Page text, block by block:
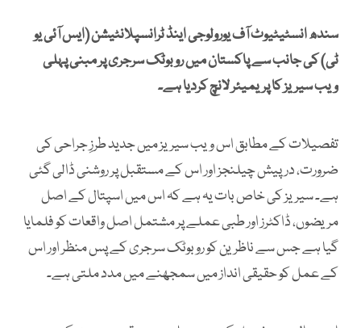
سندھ انسٹیٹیوٹ آف یورولوجی اینڈ ٹرانسپلانٹیشن (ایس آئی یو
ٹی) کی جانب سے پاکستان میں روبوٹک سرجری پر مبنی پہلی
ویب سیریز کا پریمیئر لانچ کردیا ہے۔
تفصیلات کے مطابق اس ویب سیریز میں جدید طرزِ جراحی کی
ضرورت، درپیش چیلنجز اور اس کے مستقبل پر روشنی ڈالی گئی
ہے۔ سیریز کی خاص بات یہ ہے کہ اس میں اسپتال کے اصل
مریضوں، ڈاکٹرز اور طبی عملے پر مشتمل اصل واقعات کو فلمایا
گیا ہے جس سے ناظرین کو روبوٹک سرجری کے پس منظر اور اس
کے عمل کو حقیقی انداز میں سمجھنے میں مدد ملتی ہے۔